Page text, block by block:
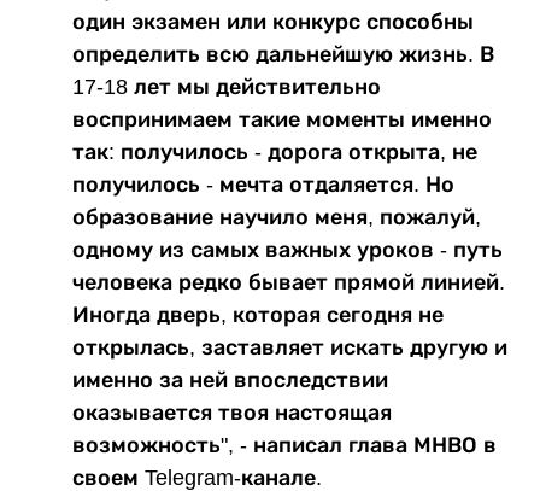
один экзамен или конкурс способны
определить всю дальнейшую жизнь. В
17-18 лет мы действительно
воспринимаем такие моменты именно
так: получилось - дорога открыта, не
получилось - мечта отдаляется. Но
образование научило меня, пожалуй,
одному из самых важных уроков - путь
человека редко бывает прямой линией.
Иногда дверь, которая сегодня не
открылась, заставляет искать другую и
именно за ней впоследствии
оказывается твоя настоящая
возможность", - написал глава МНВО в
своем Telegram-канале.